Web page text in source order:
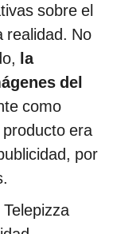
sobre el
realidad. No
la
del
como
era
por